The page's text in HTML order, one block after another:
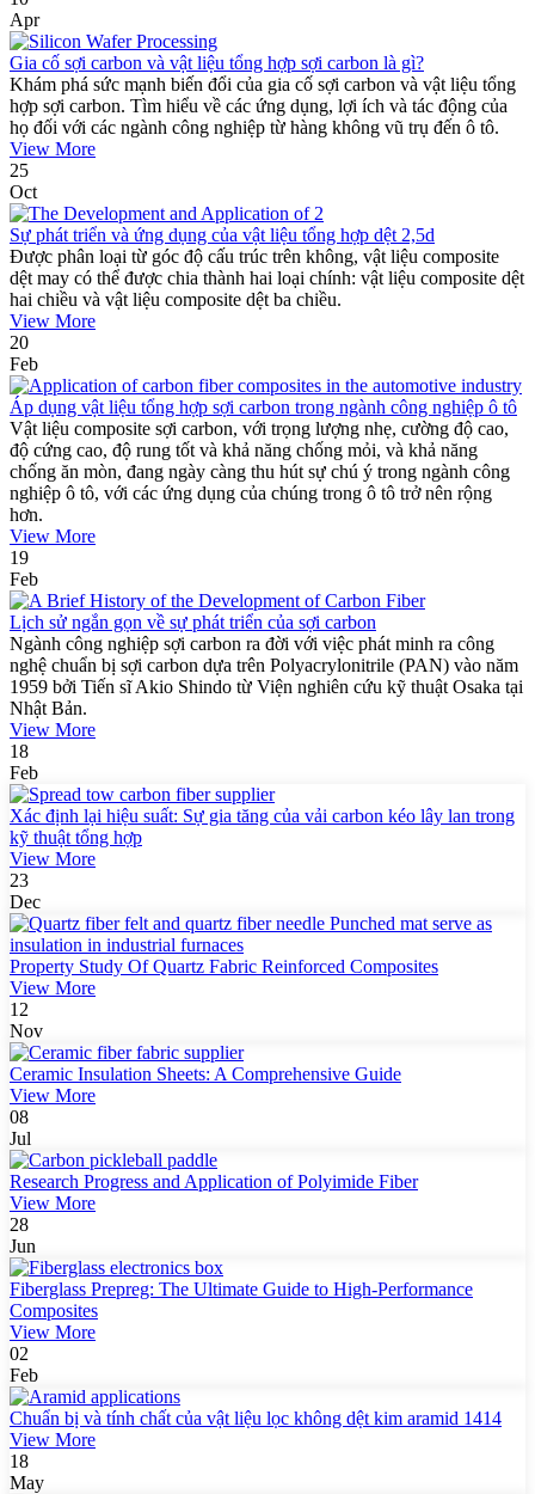
Apr
Gia cố sợi carbon và vật liệu tổng hợp sợi carbon là gì?
Khám phá sức mạnh biến đổi của gia cố sợi carbon và vật liệu tổng
hợp sợi carbon. Tìm hiểu về các ứng dụng, lợi ích và tác động của
họ đối với các ngành công nghiệp từ hàng không vũ trụ đến ô tô.
View More
25
Oct
Sự phát triển và ứng dụng của vật liệu tổng hợp dệt 2,5d
Được phân loại từ góc độ cấu trúc trên không, vật liệu composite
dệt may có thể được chia thành hai loại chính: vật liệu composite dệt
hai chiều và vật liệu composite dệt ba chiều.
View More
20
Feb
Áp dụng vật liệu tổng hợp sợi carbon trong ngành công nghiệp ô tô
Vật liệu composite sợi carbon, với trọng lượng nhẹ, cường độ cao,
độ cứng cao, độ rung tốt và khả năng chống mỏi, và khả năng
chống ăn mòn, đang ngày càng thu hút sự chú ý trong ngành công
nghiệp ô tô, với các ứng dụng của chúng trong ô tô trở nên rộng
hơn.
View More
19
Feb
Lịch sử ngắn gọn về sự phát triển của sợi carbon
Ngành công nghiệp sợi carbon ra đời với việc phát minh ra công
nghệ chuẩn bị sợi carbon dựa trên Polyacrylonitrile (PAN) vào năm
1959 bởi Tiến sĩ Akio Shindo từ Viện nghiên cứu kỹ thuật Osaka tại
Nhật Bản.
View More
18
Feb
Xác định lại hiệu suất: Sự gia tăng của vải carbon kéo lây lan trong
kỹ thuật tổng hợp
View More
23
Dec
Property Study Of Quartz Fabric Reinforced Composites
View More
12
Nov
Ceramic Insulation Sheets: A Comprehensive Guide
View More
08
Jul
Research Progress and Application of Polyimide Fiber
View More
28
Jun
Fiberglass Prepreg: The Ultimate Guide to High-Performance
Composites
View More
02
Feb
Chuẩn bị và tính chất của vật liệu lọc không dệt kim aramid 1414
View More
18
May